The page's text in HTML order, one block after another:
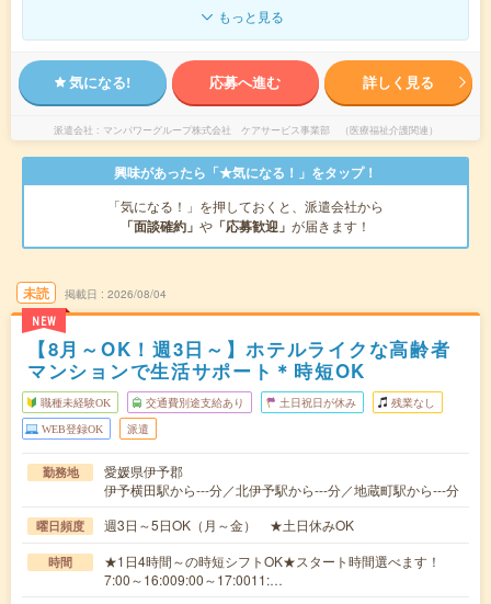
もっと見る
気になる! 応募へ進む 詳しく見る
派遣会社 マンパワーグループ株式会社 ケアサービス事業部 （医療福祉介護関連）
興味があったら「★気になる！」をタップ！
「気になる！」を押しておくと、派遣会社から
「面談確約」 や 「応募歓迎」 が届きます！
未読
NEW
掲載日 2026/08/04
【8月～OK！週3日～】ホテルライクな高齢者
マンションで生活サポート＊時短OK
職種未経験OK 交通費別途支給あり 土日祝日が休み 残業なし
WEB登録OK 派遣
勤務地
愛媛県伊予郡
伊予横田駅から---分／北伊予駅から---分／地蔵町駅から---分
曜日頻度 週3日～5日OK（月～金） ★土日休みOK
時間
★1日4時間～の時短シフトOK★スタート時間選べます！
7:00～16:009:00～17:0011:…